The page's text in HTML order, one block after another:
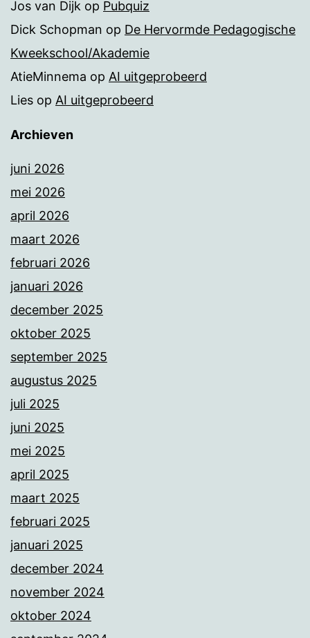
Jos van Dijk op Pubquiz
Dick Schopman op De Hervormde Pedagogische
Kweekschool/Akademie
AtieMinnema op AI uitgeprobeerd
Lies op AI uitgeprobeerd
Archieven
juni 2026
mei 2026
april 2026
maart 2026
februari 2026
januari 2026
december 2025
oktober 2025
september 2025
augustus 2025
juli 2025
juni 2025
mei 2025
april 2025
maart 2025
februari 2025
januari 2025
december 2024
november 2024
oktober 2024